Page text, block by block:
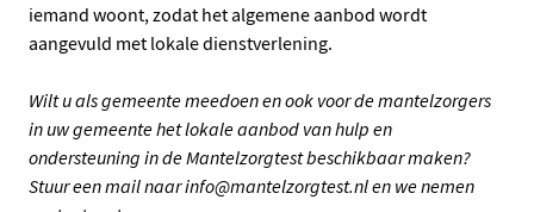
iemand woont, zodat het algemene aanbod wordt
aangevuld met lokale dienstverlening.
Wilt u als gemeente meedoen en ook voor de mantelzorgers
in uw gemeente het lokale aanbod van hulp en
ondersteuning in de Mantelzorgtest beschikbaar maken?
Stuur een mail naar info@mantelzorgtest.nl en we nemen